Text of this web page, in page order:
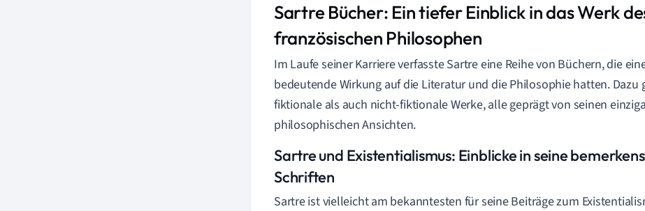
Sartre Bücher: Ein tiefer Einblick in das Werk
französischen Philosophen
Im Laufe seiner Karriere verfasste Sartre eine Reihe von Büchern, die
bedeutende Wirkung auf die Literatur und die Philosophie hatten. Dazu
fiktionale als auch nicht-fiktionale Werke, alle geprägt von seinen
philosophischen Ansichten.
Sartre und Existentialismus: Einblicke in seine
Schriften
Sartre ist vielleicht am bekanntesten für seine Beiträge zum